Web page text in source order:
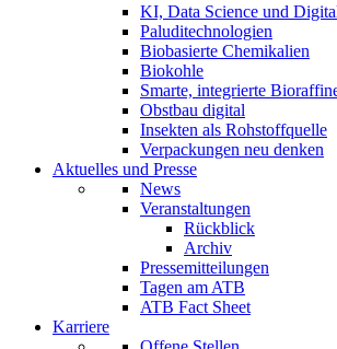
KI, Data Science und
Paluditechnologien
Biobasierte Chemikalien
Biokohle
Smarte, integrierte
Obstbau digital
Insekten als Rohstoffquelle
Verpackungen neu denken
Aktuelles und Presse
News
Veranstaltungen
Rückblick
Archiv
Pressemitteilungen
Tagen am ATB
ATB Fact Sheet
Karriere